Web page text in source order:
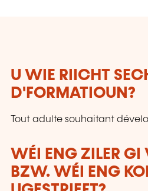
U WIE RIICHT
D'FORMATIOUN?
Tout adulte souhaitant
WÉI ENG ZILER GI
BZW. WÉI ENG